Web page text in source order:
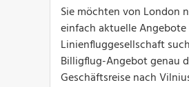
Sie möchten von London
einfach aktuelle
Linienfluggesellschaft
Billigflug-Angebot genau
Geschäftsreise nach